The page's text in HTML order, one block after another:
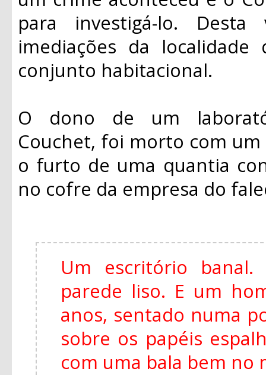
para investigá-lo.
imediações da
conjunto habitacional.
O dono de um
Couchet, foi morto com
o furto de uma quantia
no cofre da empresa do
Um escritório banal.
parede liso. E um
anos, sentado numa
sobre os papéis
com uma bala bem no